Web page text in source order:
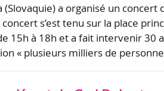
a organisé un concert
s’est tenu sur la place
15h à 18h et a fait intervenir 30
« plusieurs milliers de